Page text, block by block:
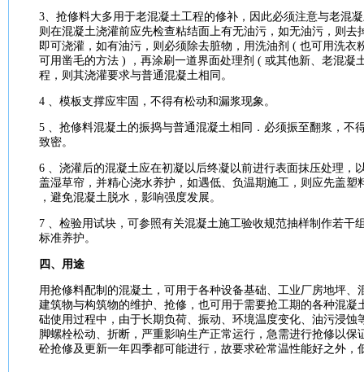
3、抢修料大多用于老混凝土工程的修补，因此必须注意与老混
则在混凝土浇灌前应先检查粘结面上有无油污，如无油污，则去
即可浇灌，如有油污，则必须除去脏物，用洗油剂 ( 也可用洗衣
可用凿毛的方法 ) ，再涂刷一道界面处理剂 ( 或其他新、老混凝
程，则其浇灌要求与普通混凝土相同。
4 、模板支撑应牢固，不得有松动和漏浆现象。
5 、抢修料混凝土的振捣与普通混凝土相同．必须振至翻浆，不
致密。
6 、浇灌后的混凝土应在初凝以后终凝以前进行表面抹压处理，
盖湿草帘，并精心浇水养护，如遇低、负温期施工 ，则应先盖
，避免混凝土脱水，影响强度发展。
7 、检验用试块，可参照有关混凝土施工验收规范抽样制作若干
标准养护。
四、用途
用抢修料配制的混凝土 ，可用于各种设备基础、工业厂房地坪、
建筑物与构筑物的维护、抢修，也可用于需要抢工期的各种混凝
础使用过程中，由于长期负荷、振动、环境温度变化、油污浸蚀
脚螺栓松动、折断，严重影响生产正常运行，急需进行抢修以保
砼抢修及更新一年四季都可能进行，故要求砼常温性能好之外，